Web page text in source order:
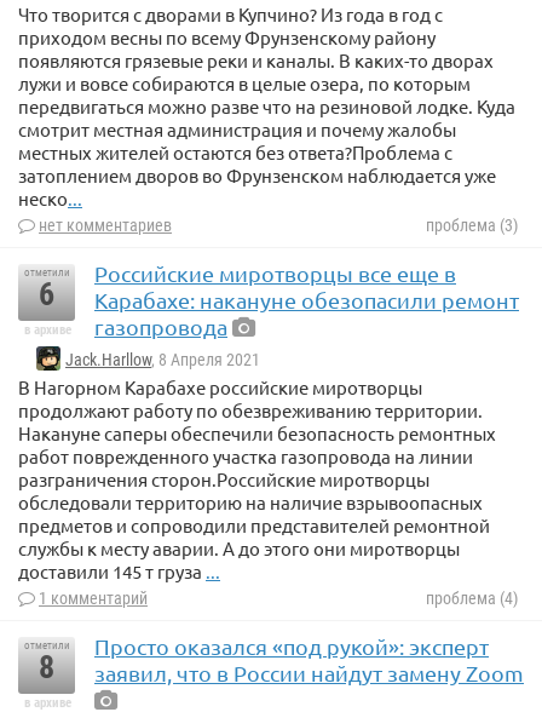
Что творится с дворами в Купчино? Из года в год с
приходом весны по всему Фрунзенскому району
появляются грязевые реки и каналы. В каких-то дворах
лужи и вовсе собираются в целые озера, по которым
передвигаться можно разве что на резиновой лодке. Куда
смотрит местная администрация и почему жалобы
местных жителей остаются без ответа?Проблема с
затоплением дворов во Фрунзенском наблюдается уже
неско
нет комментариев проблема (3)
отметили
6
в архиве
Российские миротворцы все еще в
Карабахе: накануне обезопасили ремонт
газопровода
Jack.Harllow, 8 Апреля 2021
В Нагорном Карабахе российские миротворцы
продолжают работу по обезвреживанию территории.
Накануне саперы обеспечили безопасность ремонтных
работ поврежденного участка газопровода на линии
разграничения сторон.Российские миротворцы
обследовали территорию на наличие взрывоопасных
предметов и сопроводили представителей ремонтной
службы к месту аварии. А до этого они миротворцы
доставили 145 т груза ...
1 комментарий проблема (4)
отметили
8
в архиве
Просто оказался «под рукой»: эксперт
заявил, что в России найдут замену Zoom